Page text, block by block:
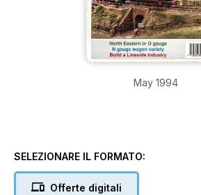
May 1994
SELEZIONARE IL FORMATO:
Offerte digitali